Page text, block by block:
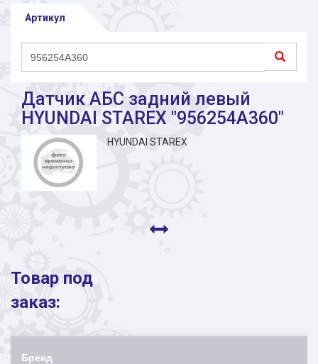
Артикул
Датчик АБС задний левый
HYUNDAI STAREX "956254A360"
HYUNDAI STAREX
Товар под
заказ:
Бренд